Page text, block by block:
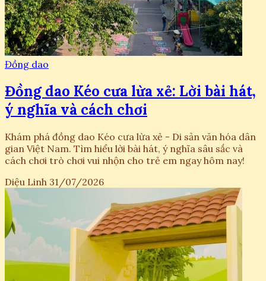
Đồng dao
Đồng dao Kéo cưa lừa xẻ: Lời bài hát,
ý nghĩa và cách chơi
Khám phá đồng dao Kéo cưa lừa xẻ - Di sản văn hóa dân
gian Việt Nam. Tìm hiểu lời bài hát, ý nghĩa sâu sắc và
cách chơi trò chơi vui nhộn cho trẻ em ngay hôm nay!
Diệu Linh 31/07/2026